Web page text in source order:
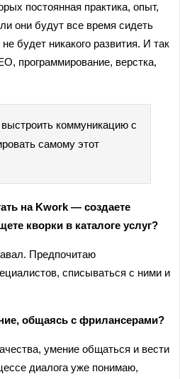
постоянная практика, опыт,
они будут все время сидеть
будет никакого развития. И так
программирование, верстка,
коммуникацию с
самому этот
на Kwork — создаете
кворки в каталоге услуг?
Предпочитаю
списываться с ними и
общаясь с фрилансерами?
умение общаться и вести
диалога уже понимаю,